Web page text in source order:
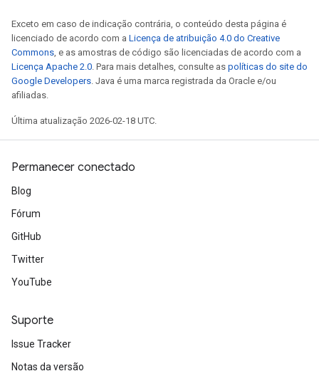
Exceto em caso de indicação contrária, o conteúdo desta página é
licenciado de acordo com a Licença de atribuição 4.0 do Creative
Commons, e as amostras de código são licenciadas de acordo com a
Licença Apache 2.0. Para mais detalhes, consulte as políticas do site do
Google Developers. Java é uma marca registrada da Oracle e/ou
afiliadas.
Última atualização 2026-02-18 UTC.
Permanecer conectado
Blog
Fórum
GitHub
Twitter
YouTube
Suporte
Issue Tracker
Notas da versão